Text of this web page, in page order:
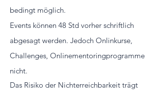
bedingt möglich.
Events können 48 Std vorher schriftlich
abgesagt werden. Jedoch Onlinkurse,
Challenges, Onlinementoringprogramme
nicht.
Das Risiko der Nichterreichbarkeit trägt